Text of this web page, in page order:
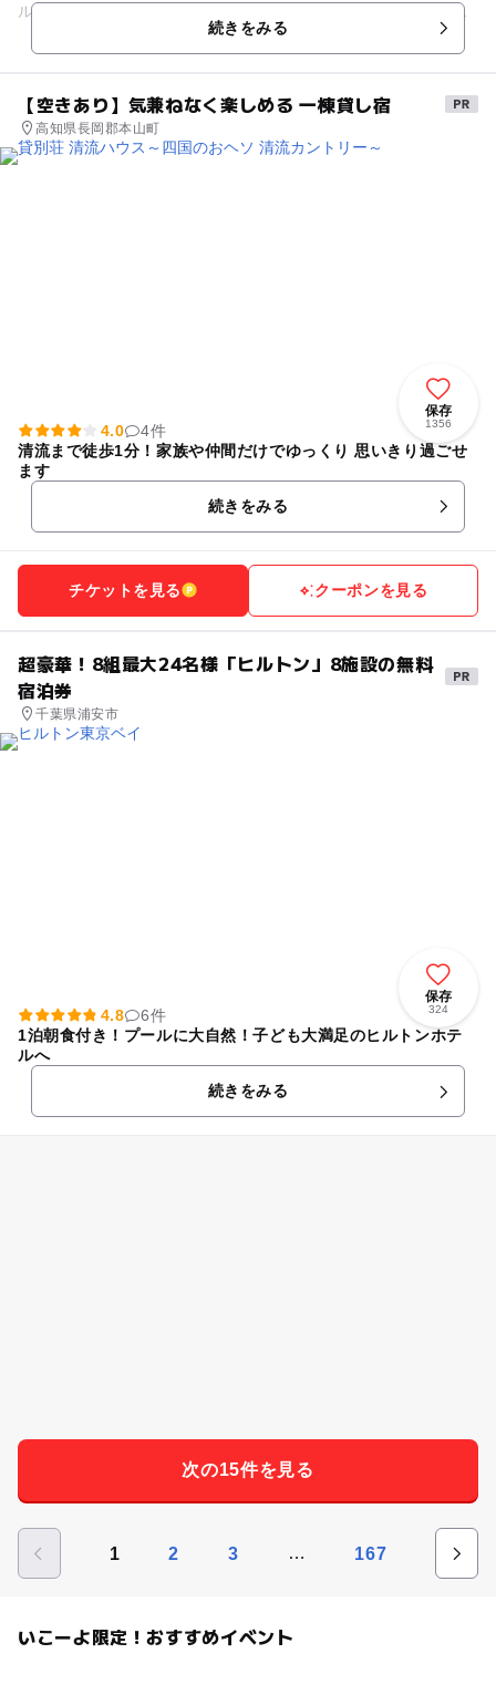
ルでの事前学習の後、近隣の乗馬クラブで聴診器を使った健康
続きをみる
【空きあり】気兼ねなく楽しめる 一棟貸し宿
高知県長岡郡本山町
保存
1356
4.0
4件
清流まで徒歩1分！家族や仲間だけでゆっくり 思いきり過ごせ
ます
続きをみる
チケットを見る クーポンを見る
超豪華！8組最大24名様「ヒルトン」8施設の無料
宿泊券
千葉県浦安市
保存
324
4.8
6件
1泊朝食付き！プールに大自然！子ども大満足のヒルトンホテ
ルへ
続きをみる
次の15件を見る
1 2 3 … 167
いこーよ限定！おすすめイベント